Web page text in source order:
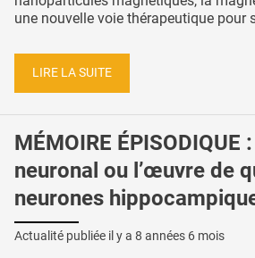
une nouvelle voie thérapeutique pour
LIRE LA SUITE
MÉMOIRE ÉPISODIQUE
neuronal ou l’œuvre de
neurones
Actualité publiée il y a 8 années 6 mois